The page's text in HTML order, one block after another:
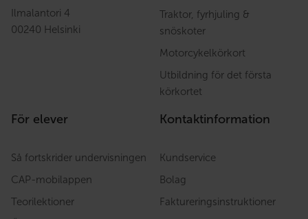
Ilmalantori 4
00240 Helsinki
Traktor, fyrhjuling &
snöskoter
Motorcykelkörkort
Utbildning för det första
körkortet
För elever
Så fortskrider undervisningen
CAP-mobilappen
Teorilektioner
Kontaktinformation
Kundservice
Bolag
Faktureringsinstruktioner